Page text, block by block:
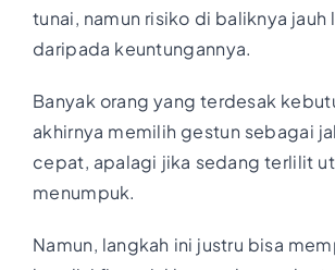
tunai, namun risiko di baliknya jauh
daripada keuntungannya.
Banyak orang yang terdesak
akhirnya memilih gestun sebagai
cepat, apalagi jika sedang terlilit
menumpuk.
Namun, langkah ini justru bisa